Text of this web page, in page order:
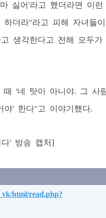
싫어'라고 했더라면 이런
더라"라고 피해 자녀들이
생각한다고 전해 모두가
때 '네 탓이 아니야. 그 사
' 한다"고 이야기했다.
' 방송 캡처]
html/read.php?